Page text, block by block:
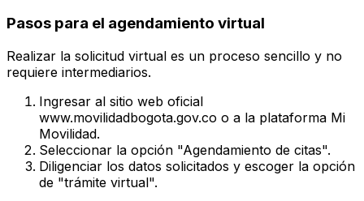
Pasos para el agendamiento virtual
Realizar la solicitud virtual es un proceso sencillo y no
requiere intermediarios.
Ingresar al sitio web oficial
www.movilidadbogota.gov.co o a la plataforma Mi
Movilidad.
Seleccionar la opción "Agendamiento de citas".
Diligenciar los datos solicitados y escoger la opción
de "trámite virtual".